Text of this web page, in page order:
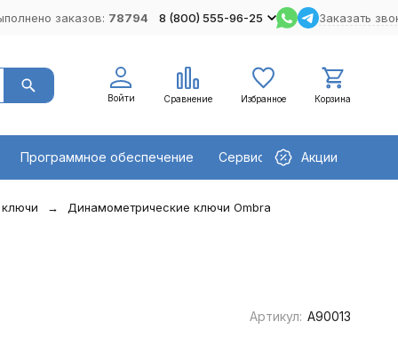
заказов: 78794 8 (800) 555-96-25 Заказать
Войти Сравнение Избранное Корзина
Программное обеспечение Сервисное оборудование
Акции
Динамометрические ключи Ombra
Артикул: A90013